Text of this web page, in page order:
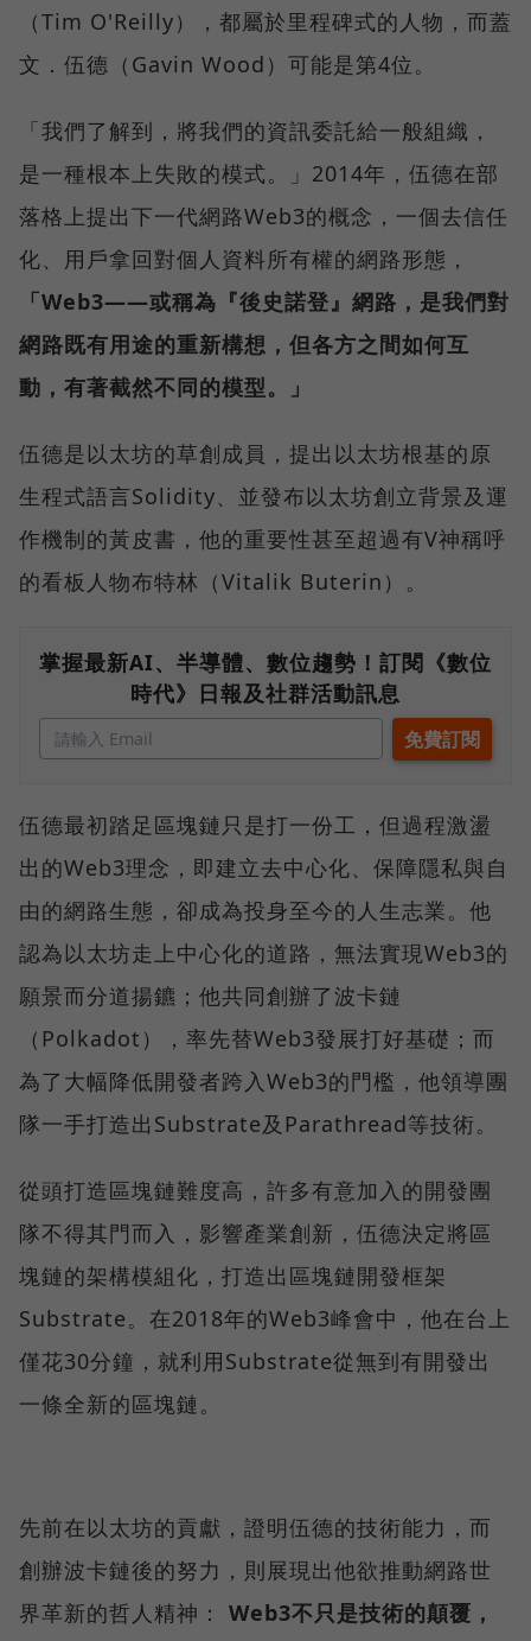
（Tim O'Reilly），都屬於里程碑式的人物，而蓋
文．伍德（Gavin Wood）可能是第4位。
「我們了解到，將我們的資訊委託給一般組織，
是一種根本上失敗的模式。」2014年，伍德在部
落格上提出下一代網路Web3的概念，一個去信任
化、用戶拿回對個人資料所有權的網路形態，
「Web3——或稱為『後史諾登』網路，是我們對
網路既有用途的重新構想，但各方之間如何互
動，有著截然不同的模型。」
伍德是以太坊的草創成員，提出以太坊根基的原
生程式語言Solidity、並發布以太坊創立背景及運
作機制的黃皮書，他的重要性甚至超過有V神稱呼
的看板人物布特林（Vitalik Buterin）。
掌握最新AI、半導體、數位趨勢！訂閱《數位
時代》日報及社群活動訊息
伍德最初踏足區塊鏈只是打一份工，但過程激盪
出的Web3理念，即建立去中心化、保障隱私與自
由的網路生態，卻成為投身至今的人生志業。他
認為以太坊走上中心化的道路，無法實現Web3的
願景而分道揚鑣；他共同創辦了波卡鏈
（Polkadot），率先替Web3發展打好基礎；而
為了大幅降低開發者跨入Web3的門檻，他領導團
隊一手打造出Substrate及Parathread等技術。
從頭打造區塊鏈難度高，許多有意加入的開發團
隊不得其門而入，影響產業創新，伍德決定將區
塊鏈的架構模組化，打造出區塊鏈開發框架
Substrate。在2018年的Web3峰會中，他在台上
僅花30分鐘，就利用Substrate從無到有開發出
一條全新的區塊鏈。
先前在以太坊的貢獻，證明伍德的技術能力，而
創辦波卡鏈後的努力，則展現出他欲推動網路世
界革新的哲人精神： Web3不只是技術的顛覆，